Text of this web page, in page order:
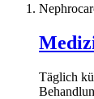
Täglich